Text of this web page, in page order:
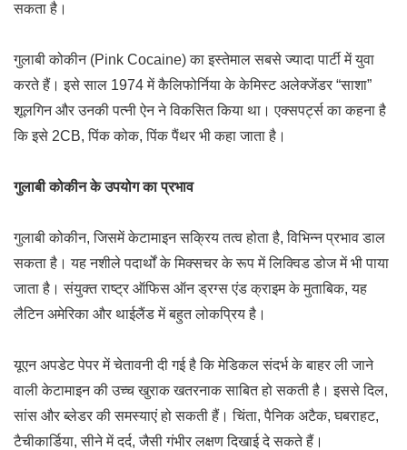
सकता है।
गुलाबी कोकीन (Pink Cocaine) का इस्तेमाल सबसे ज्यादा पार्टी में युवा
करते हैं। इसे साल 1974 में कैलिफोर्निया के केमिस्ट अलेक्जेंडर “साशा”
शूलगिन और उनकी पत्नी ऐन ने विकसित किया था। एक्सपर्ट्स का कहना है
कि इसे 2CB, पिंक कोक, पिंक पैंथर भी कहा जाता है।
गुलाबी कोकीन के उपयोग का प्रभाव
गुलाबी कोकीन, जिसमें केटामाइन सक्रिय तत्व होता है, विभिन्न प्रभाव डाल
सकता है। यह नशीले पदार्थों के मिक्सचर के रूप में लिक्विड डोज में भी पाया
जाता है। संयुक्त राष्ट्र ऑफिस ऑन ड्रग्स एंड क्राइम के मुताबिक, यह
लैटिन अमेरिका और थाईलैंड में बहुत लोकप्रिय है।
यूएन अपडेट पेपर में चेतावनी दी गई है कि मेडिकल संदर्भ के बाहर ली जाने
वाली केटामाइन की उच्च खुराक खतरनाक साबित हो सकती है। इससे दिल,
सांस और ब्लेडर की समस्याएं हो सकती हैं। चिंता, पैनिक अटैक, घबराहट,
टैचीकार्डिया, सीने में दर्द, जैसी गंभीर लक्षण दिखाई दे सकते हैं।